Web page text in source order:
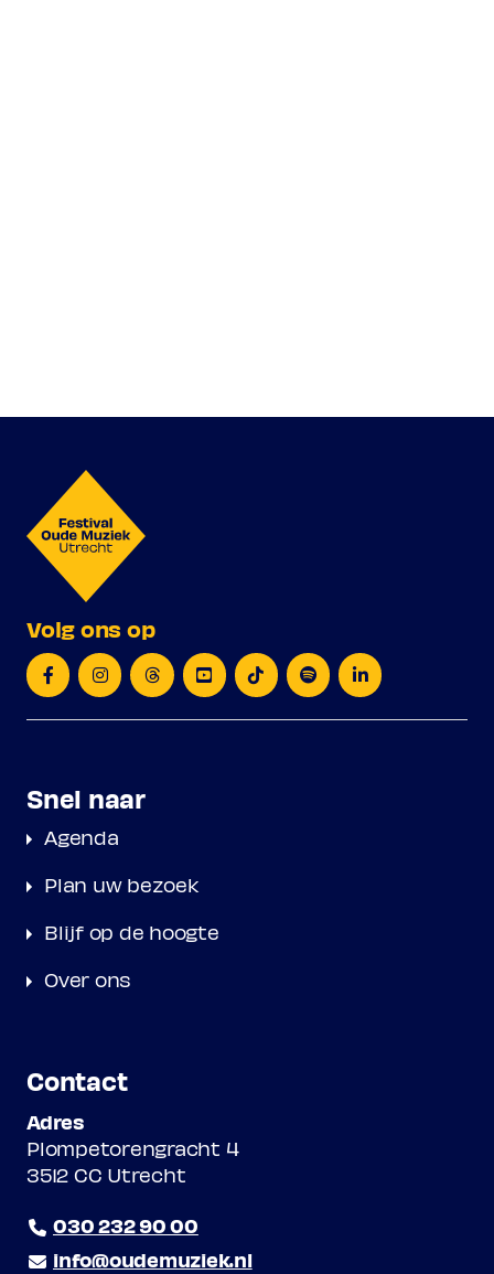
Volg ons op
Snel naar
Agenda
Plan uw bezoek
Blijf op de hoogte
Over ons
Contact
Adres
Plompetorengracht 4
3512 CC Utrecht
030 232 90 00
info@oudemuziek.nl